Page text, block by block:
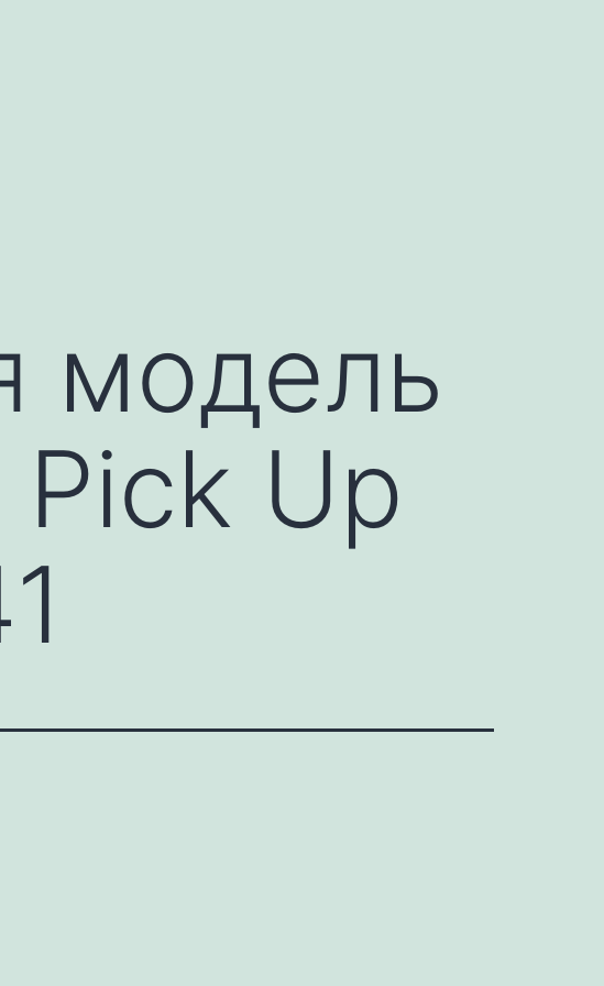
модель
Up